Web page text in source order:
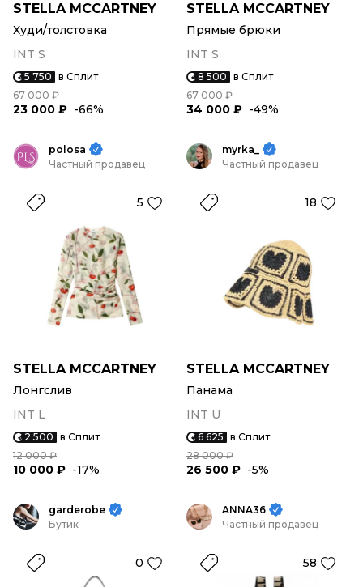
STELLA MCCARTNEY
Худи/толстовка
INT S
5 750 в Сплит
67 000 ₽
23 000 ₽ -66%
STELLA MCCARTNEY
Прямые брюки
INT S
8 500 в Сплит
67 000 ₽
34 000 ₽ -49%
polosa
Частный продавец
5
STELLA MCCARTNEY
Лонгслив
INT L
2 500 в Сплит
12 000 ₽
10 000 ₽ -17%
myrka_
Частный продавец
18
STELLA MCCARTNEY
Панама
INT U
6 625 в Сплит
28 000 ₽
26 500 ₽ -5%
garderobe
Бутик
0
ANNA36
Частный продавец
58